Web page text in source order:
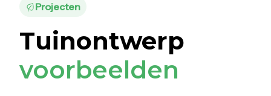
Projecten
Tuinontwerp
voorbeelden